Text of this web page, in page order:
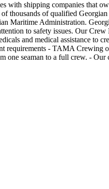
with shipping companies that
thousands of qualified
Maritime Administration.
to safety issues. Our
and medical assistance to
requirements - TAMA
one seaman to a full crew. -